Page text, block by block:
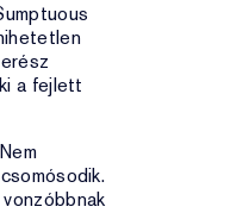
a fejlett